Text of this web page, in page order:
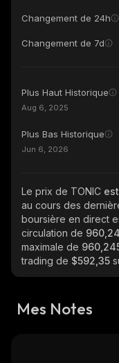
Changement de 24h
Changement de 7d
Plus Haut Historique
Aug 6, 2025
Plus Bas Historique
Jun 6, 2026
Le prix de TONIC
au cours des
boursière en direct
circulation de
maximale de
trading de $592,35
Mes Notes